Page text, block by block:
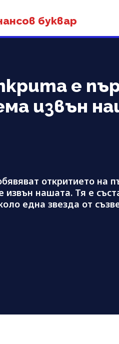
буквар
е
извън
откритието на
нашата. Тя е
една звезда от